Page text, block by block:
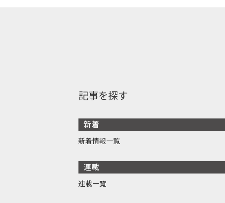
記事を探す
新着
新着情報一覧
連載
連載一覧